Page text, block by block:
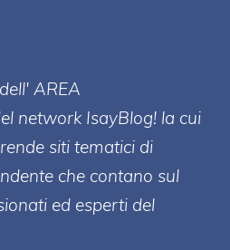
AREA
network IsayBlog! la cui
siti tematici di
che contano sul
ed esperti del